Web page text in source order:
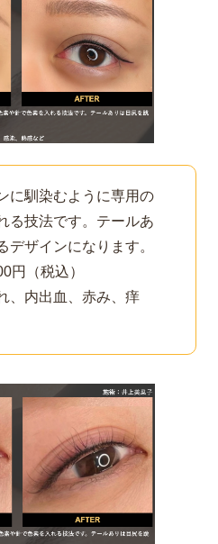
に馴染むように専用の
る技法です。テールあ
デザインになります。
円（税込）
、内出血、赤み、痒